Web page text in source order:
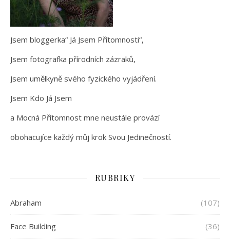
Jsem bloggerka“ Já Jsem Přítomnosti“,
Jsem fotografka přírodních zázraků,
Jsem umělkyně svého fyzického vyjádření.
Jsem Kdo Já Jsem
a Mocná Přítomnost mne neustále provází
obohacujíce každý můj krok Svou Jedinečností.
RUBRIKY
Abraham (107)
Face Building (36)